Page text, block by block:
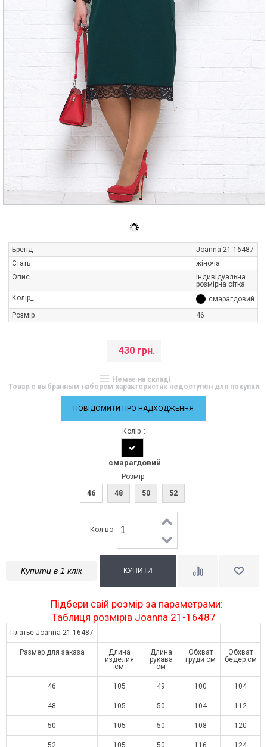
Бренд
Joanna 21-16487
Стать
жіноча
Опис
Індивідуальна
розмірна сітка
Колір_
смарагдовий
Розмір
46
430 грн.
Немає на складі
Товар с выбранным набором характеристик недоступен для покупки
ПОВІДОМИТИ ПРО НАДХОДЖЕННЯ
Колір_:
смарагдовий
Розмір:
46
48 50 52
Кол-во:
Купити в 1 клік
Підбери свій розмір за параметрами:
Таблиця розмірів Joanna 21-16487
Платье Joanna 21-16487
Размер для заказа
Длина
изделия
см
Длина
рукава
см
Обхват
груди см
Обхват
бедер см
46 105 49 100 104
48 105 50 104 112
50 105 50 108 120
52 105 50 116 124